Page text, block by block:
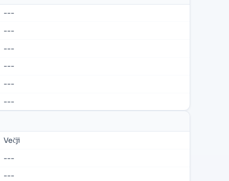
---
---
---
---
---
---
Večji
---
---